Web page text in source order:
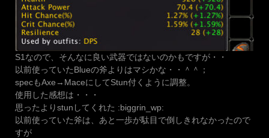
S1なので、そんなに良い武器ではないのかもですが・・
以前使っていたBlueの斧よりはマシかな・・＾＾；
specもAxe→MaceにしてStun付くように調整。
使用した感想は・・・
思ったよりstunしてくれた :biggrin_wp:
以前使っていた斧は、あと一歩が駄目で倒しきれなかったので
すが